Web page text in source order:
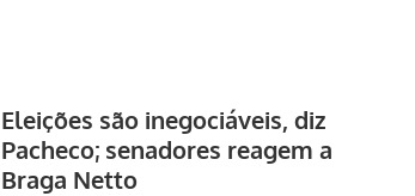
Eleições são inegociáveis, diz
Pacheco; senadores reagem a
Braga Netto